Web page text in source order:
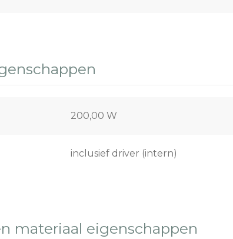
200,00 W
inclusief driver (intern)
materiaal eigenschappen